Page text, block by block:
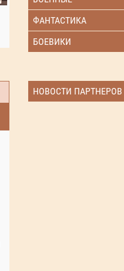
ФАНТАСТИКА
БОЕВИКИ
НОВОСТИ ПАРТНЕРОВ